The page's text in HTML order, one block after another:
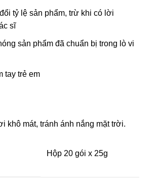
tỷ lệ sản phẩm, trừ khi có lời
sĩ
sản phẩm đã chuẩn bị trong lò vi
tay trẻ em
khô mát, tránh ánh nắng mặt trời.
Hộp 20 gói x 25g